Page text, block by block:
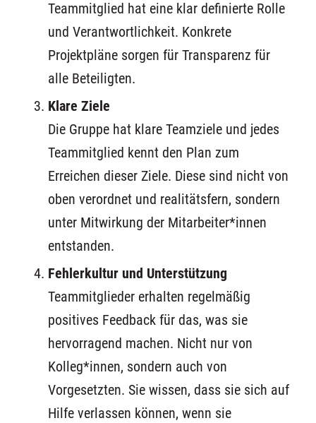
Teammitglied hat eine klar definierte Rolle
und Verantwortlichkeit. Konkrete
Projektpläne sorgen für Transparenz für
alle Beteiligten.
Klare Ziele
Die Gruppe hat klare Teamziele und jedes
Teammitglied kennt den Plan zum
Erreichen dieser Ziele. Diese sind nicht von
oben verordnet und realitätsfern, sondern
unter Mitwirkung der Mitarbeiter*innen
entstanden.
Fehlerkultur und Unterstützung
Teammitglieder erhalten regelmäßig
positives Feedback für das, was sie
hervorragend machen. Nicht nur von
Kolleg*innen, sondern auch von
Vorgesetzten. Sie wissen, dass sie sich auf
Hilfe verlassen können, wenn sie